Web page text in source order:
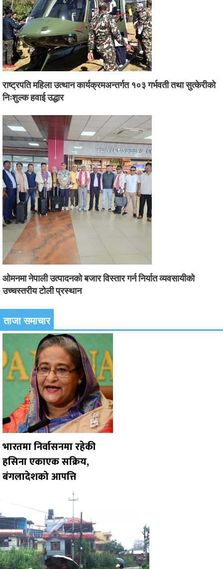
राष्ट्रपति महिला उत्थान कार्यक्रमअन्तर्गत १०३ गर्भवती तथा सुत्केरीको
निःशुल्क हवाई उद्धार
ओमनमा नेपाली उत्पादनको बजार विस्तार गर्न निर्यात व्यवसायीको
उच्चस्तरीय टोली प्रस्थान
ताजा समाचार
भारतमा निर्वासनमा रहेकी
हसिना एकाएक सक्रिय,
बंगलादेशको आपत्ति